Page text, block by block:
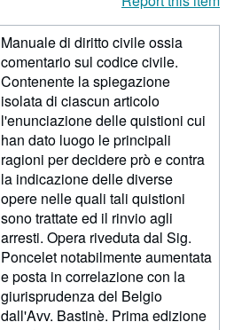
Manuale di diritto civile ossia
comentario sul codice civile.
Contenente la spiegazione
isolata di ciascun articolo
l'enunciazione delle quistioni cui
han dato luogo le principali
ragioni per decidere prò e contra
la indicazione delle diverse
opere nelle quali tali quistioni
sono trattate ed il rinvio agli
arresti. Opera riveduta dal Sig.
Poncelet notabilmente aumentata
e posta in correlazione con la
giurisprudenza del Belgio
dall'Avv. Bastinè. Prima edizione